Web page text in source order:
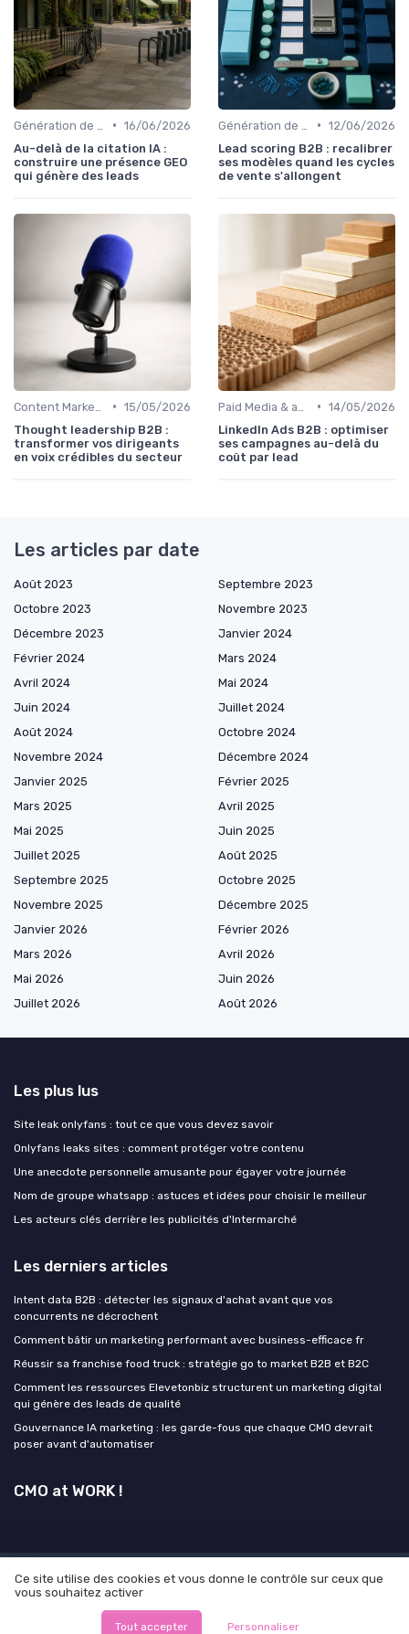
• 16/06/2026
Au-delà de la citation IA :
construire une présence GEO
qui génère des leads
• 12/06/2026
Lead scoring B2B : recalibrer
ses modèles quand les cycles
de vente s'allongent
• 15/05/2026
Thought leadership B2B :
transformer vos dirigeants
en voix crédibles du secteur
• 14/05/2026
LinkedIn Ads B2B : optimiser
ses campagnes au-delà du
coût par lead
Les articles par date
Août 2023
Septembre 2023
Octobre 2023
Novembre 2023
Décembre 2023
Janvier 2024
Février 2024
Mars 2024
Avril 2024
Mai 2024
Juin 2024
Juillet 2024
Août 2024
Octobre 2024
Novembre 2024
Décembre 2024
Janvier 2025
Février 2025
Mars 2025
Avril 2025
Mai 2025
Juin 2025
Juillet 2025
Août 2025
Septembre 2025
Octobre 2025
Novembre 2025
Décembre 2025
Janvier 2026
Février 2026
Mars 2026
Avril 2026
Mai 2026
Juin 2026
Juillet 2026
Août 2026
Les plus lus
Site leak onlyfans : tout ce que vous devez savoir
Onlyfans leaks sites : comment protéger votre contenu
Une anecdote personnelle amusante pour égayer votre journée
Nom de groupe whatsapp : astuces et idées pour choisir le meilleur
Les acteurs clés derrière les publicités d'Intermarché
Les derniers articles
Intent data B2B : détecter les signaux d'achat avant que vos
concurrents ne décrochent
Comment bâtir un marketing performant avec business-efficace fr
Réussir sa franchise food truck : stratégie go to market B2B et B2C
Comment les ressources Elevetonbiz structurent un marketing digital
qui génère des leads de qualité
Gouvernance IA marketing : les garde-fous que chaque CMO devrait
poser avant d'automatiser
CMO at WORK !
Mentions légales Politique de confidentialité
Grande
Enquête 2026 sur l'IA et la génération de lead
© CMO at WORK ! 2026
Ce site utilise des cookies et vous donne le contrôle sur ceux que
vous souhaitez activer
Tout accepter Personnaliser